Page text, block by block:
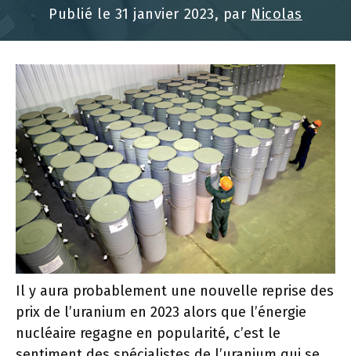
Publié le 31 janvier 2023, par Nicolas
Il y aura probablement une nouvelle reprise des
prix de l’uranium en 2023 alors que l’énergie
nucléaire regagne en popularité, c’est le